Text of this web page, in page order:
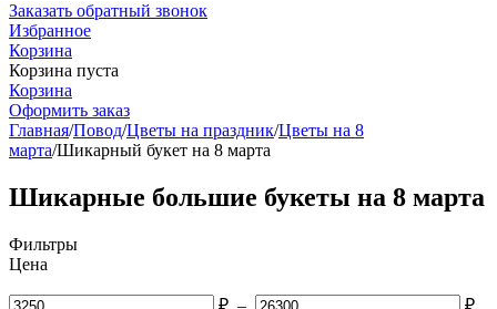
Заказать обратный звонок
Избранное
Корзина
Корзина пуста
Корзина
Оформить заказ
Главная/Повод/Цветы на праздник/Цветы на 8
марта/Шикарный букет на 8 марта
Шикарные большие букеты на 8 марта
Фильтры
Цена
₽ – ₽